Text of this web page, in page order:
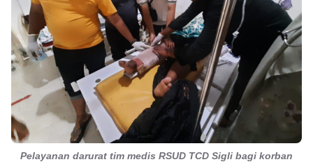
Pelayanan darurat tim medis RSUD TCD Sigli bagi korban